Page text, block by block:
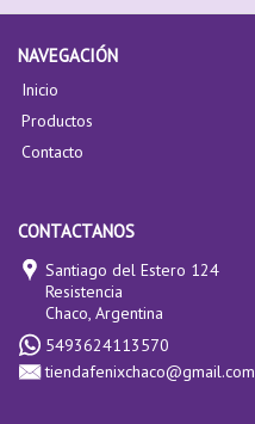
NAVEGACIÓN
Inicio
Productos
Contacto
CONTACTANOS
Santiago del Estero 124
Resistencia
Chaco, Argentina
5493624113570
tiendafenixchaco@gmail.com